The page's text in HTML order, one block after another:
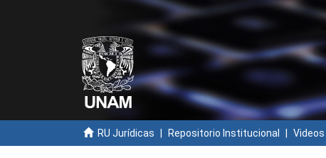
RU Jurídicas Repositorio Institucional